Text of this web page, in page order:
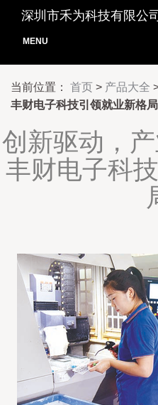
深圳市禾为科技有限公司
MENU
当前位置： 首页 > 产品大全
丰财电子科技引领就业新格局
创新驱动，
丰财电子科